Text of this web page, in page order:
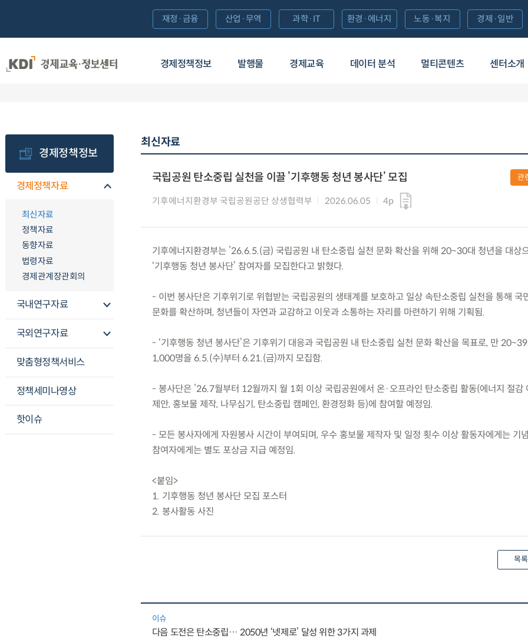
경제정책정보 발행물 경제교육 데이터 분석 멀티콘텐츠 센터소개
재정·금융 산업·무역 과학·IT 환경·에너지 노동·복지 경제·일반
경제정책정보
경제정책자료
최신자료
정책자료
동향자료
법령자료
경제관계장관회의
국내연구자료
국외연구자료
맞춤형정책서비스
정책세미나영상
핫이슈
최신자료
국립공원 탄소중립 실천을 이끌 ’기후행동 청년 봉사단’ 모집
기후에너지환경부 국립공원공단 상생협력부 2026.06.05 4p
관
기후에너지환경부는 ’26.6.5.(금) 국립공원 내 탄소중립 실천 문화 확산을 위해 20~30대 청년을 대상
‘기후행동 청년 봉사단’ 참여자를 모집한다고 밝혔다.
- 이번 봉사단은 기후위기로 위협받는 국립공원의 생태계를 보호하고 일상 속탄소중립 실천을 통해 국
문화를 확산하며, 청년들이 자연과 교감하고 이웃과 소통하는 자리를 마련하기 위해 기획됨.
- ‘기후행동 청년 봉사단’은 기후위기 대응과 국립공원 내 탄소중립 실천 문화 확산을 목표로, 만
1,000명을 6.5.(수)부터 6.21.(금)까지 모집함.
- 봉사단은 ’26.7월부터 12월까지 월 1회 이상 국립공원에서 온·오프라인 탄소중립 활동(에너지 절감
제안, 홍보물 제작, 나무심기, 탄소중립 캠페인, 환경정화 등)에 참여할 예정임.
- 모든 봉사자에게 자원봉사 시간이 부여되며, 우수 홍보물 제작자 및 일정 횟수 이상 활동자에게는 기
참여자에게는 별도 포상금 지급 예정임.
<붙임>
1. 기후행동 청년 봉사단 모집 포스터
2. 봉사활동 사진
목
이슈
다음 도전은 탄소중립… 2050년 ‘넷제로’ 달성 위한 3가지 과제